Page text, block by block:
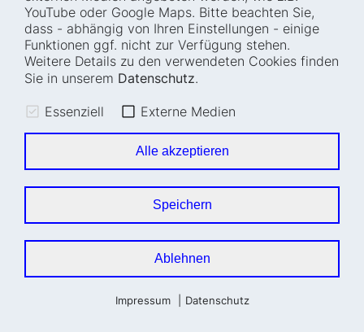
YouTube oder Google Maps. Bitte beachten Sie,
dass - abhängig von Ihren Einstellungen - einige
Funktionen ggf. nicht zur Verfügung stehen.
Weitere Details zu den verwendeten Cookies finden
Sie in unserem Datenschutz.
Essenziell Externe Medien
Alle akzeptieren
Speichern
Ablehnen
Impressum Datenschutz
digitaltaugliche Gesetze
Eine Vorstellung der fünf Prinzipien, die der
DigitalService in enger Zu­sam­menarbeit mit
dem BMI und der interministeriellen
Arbeitsgruppe für digitaltaugliche Regelungen
ent­wi­ckelt hat.